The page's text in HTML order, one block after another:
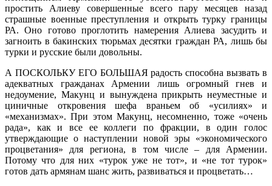
простить Алиеву совершенные всего пару месяцев назад
страшные военные преступления и открыть турку границы
РА. Оно готово проглотить намерения Алиева засудить и
загноить в бакинских тюрьмах десятки граждан РА, лишь бы
турки и русские были довольны.
А ПОСКОЛЬКУ ЕГО БОЛЬШАЯ радость способна вызвать в
адекватных гражданах Армении лишь огромный гнев и
недоумение, Макунц и вынуждена прикрыть неуместные и
циничные откровения шефа враньем об «усилиях» и
«механизмах». При этом Макунц, несомненно, тоже «очень
рада», как и все ее коллеги по фракции, в один голос
утверждающие о наступлении новой эры «экономического
процветания» для региона, в том числе – для Армении.
Потому что для них «турок уже не тот», и «не тот турок»
готов дать армянам шанс жить, развиваться и процветать…